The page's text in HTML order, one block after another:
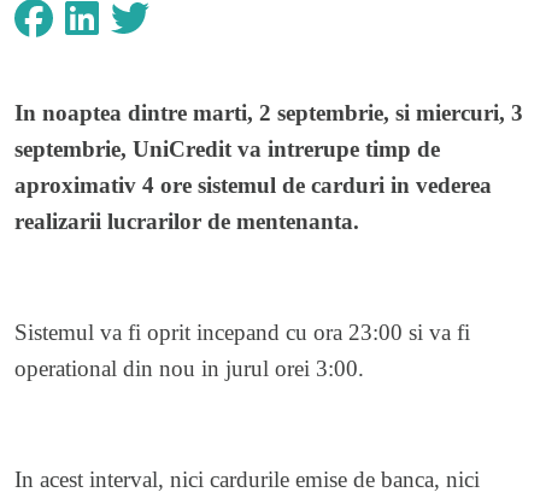
In noaptea dintre marti, 2 septembrie, si miercuri, 3
septembrie, UniCredit va intrerupe timp de
aproximativ 4 ore sistemul de carduri in vederea
realizarii lucrarilor de mentenanta.
Sistemul va fi oprit incepand cu ora 23:00 si va fi
operational din nou in jurul orei 3:00.
In acest interval, nici cardurile emise de banca, nici